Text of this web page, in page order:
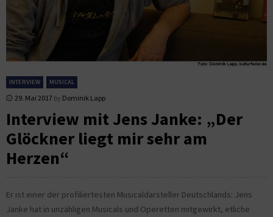
INTERVIEW MUSICAL
29. Mai 2017 by Dominik Lapp
Interview mit Jens Janke: „Der
Glöckner liegt mir sehr am
Herzen“
Er ist einer der profiliertesten Musicaldarsteller Deutschlands: Jens
Janke hat in unzähligen Musicals und Operetten mitgewirkt, etliche